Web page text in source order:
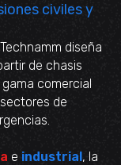
civiles y
diseña
de chasis
comercial
de
e industrial, la